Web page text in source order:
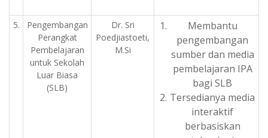
5.
Pengembangan
Perangkat
Pembelajaran
untuk Sekolah
Luar Biasa
(SLB)
Dr. Sri
Poedjiastoeti,
M.Si
Membantu
pengembangan
sumber dan media
pembelajaran IPA
bagi SLB
Tersedianya media
interaktif
berbasiskan